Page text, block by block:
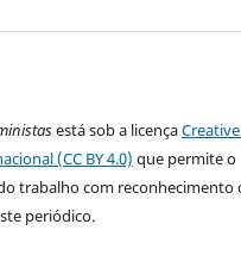
está sob a licença
(CC BY 4.0) que permite o
trabalho com reconhecimento
periódico.